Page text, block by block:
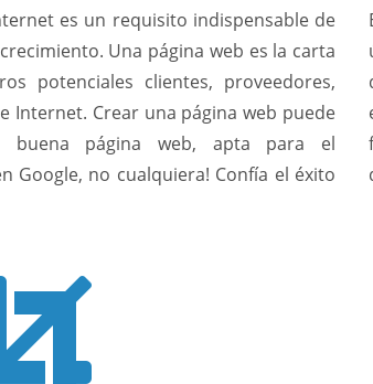
es un requisito indispensable de
Una página web es la carta
potenciales clientes, proveedores,
Internet. Crear una página web puede
buena página web, apta para el
Google, no cualquiera! Confía el éxito